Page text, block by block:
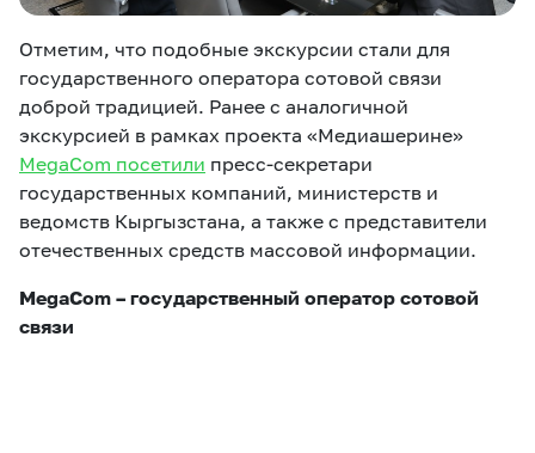
Отметим, что подобные экскурсии стали для
государственного оператора сотовой связи
доброй традицией. Ранее с аналогичной
экскурсией в рамках проекта «Медиашерине»
MegaCom посетили пресс-секретари
государственных компаний, министерств и
ведомств Кыргызстана, а также с представители
отечественных средств массовой информации.
MegaCom – государственный оператор сотовой
связи